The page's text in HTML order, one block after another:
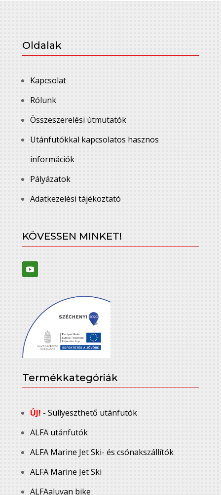
Oldalak
Kapcsolat
Rólunk
Összeszerelési útmutatók
Utánfutókkal kapcsolatos hasznos
információk
Pályázatok
Adatkezelési tájékoztató
KÖVESSEN MINKET!
Termékkategóriák
ÚJ! - Süllyeszthető utánfutók
ALFA utánfutók
ALFA Marine Jet Ski- és csónakszállítók
ALFA Marine Jet Ski
ALFAaluvan bike